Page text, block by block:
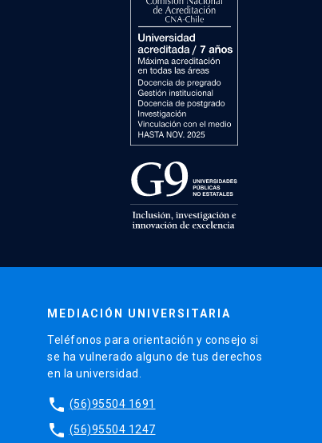
MEDIACIÓN UNIVERSITARIA
Teléfonos para orientación y consejo si
se ha vulnerado alguno de tus derechos
en la universidad.
phone (56)95504 1691
phone (56)95504 1247